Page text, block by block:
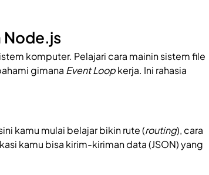
Node.js
komputer. Pelajari cara mainin sistem file
gimana Event Loop kerja. Ini rahasia
kamu mulai belajar bikin rute (routing), cara
kamu bisa kirim-kiriman data (JSON) yang